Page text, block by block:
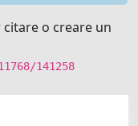
o creare un
141258